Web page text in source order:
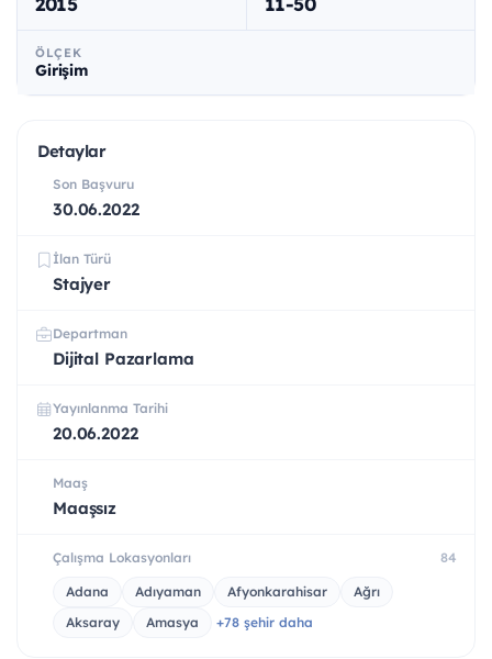
ÖLÇEK
Girişim
Detaylar
Son Başvuru
30.06.2022
İlan Türü
Stajyer
Departman
Dijital Pazarlama
Yayınlanma Tarihi
20.06.2022
Maaş
Maaşsız
Çalışma Lokasyonları 84
Adana Adıyaman Afyonkarahisar
Ağrı
Aksaray
Amasya +78 şehir daha